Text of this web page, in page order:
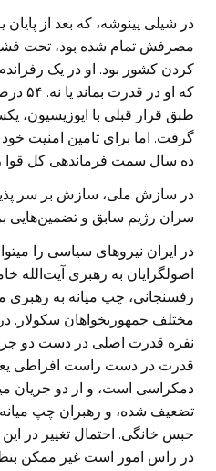
در شیلی پینوشه، که بعد از
مصرفش تمام شده بود، تحت
کردن کشور بود. او در یک
که او
طبق قرار قبلی با اپوزیسیون،
گرفت. اما برای تامین امنیت
ده سال سمت فرماندهی کل قوا
در سازش ملی، سازش بر سر
سران رژیم سابق و تضمین‌هایی
در ایران نیروهای سیاسی را
اصولگرایان به رهبری آیت‌الله
رفسنجانی، چپ میانه به رهبری
مختلف جمهوریخواهان سکولار.
نفره قدرت اصلی در دست دو
قدرت در دست راست افراطی
دمکراسی است، و از دو جریان
تضعیف شده، و رهبران چپ میانه
حبس خانگی. احتمال تغییر در
در راس امور است غیر ممکن